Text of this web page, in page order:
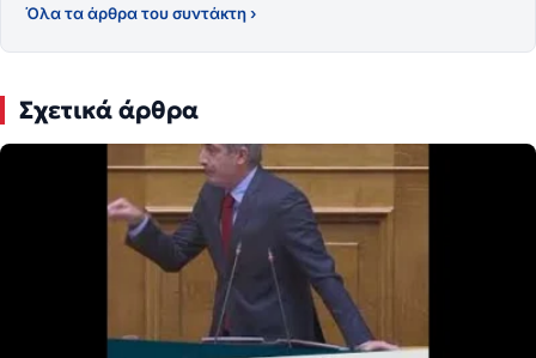
Όλα τα άρθρα του συντάκτη ›
Σχετικά άρθρα